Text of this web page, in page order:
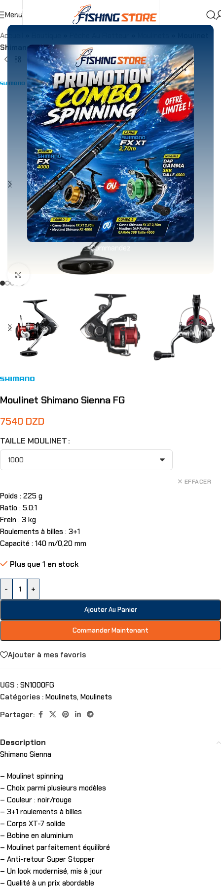
Commandez
Menu
Accueil
Shimano Sienna FG
Moulinet Shimano Sienna FG
7540 DZD
TAILLE MOULINET
EFFACER
Poids : 225 g
Ratio : 5.0:1
Frein : 3 kg
Roulements à billes : 3+1
Capacité : 140 m/0,20 mm
Plus que 1 en stock
- +
Ajouter Au Panier
Commander Maintenant
Ajouter à mes favoris
UGS : SN1000FG
Catégories : Moulinets, Moulinets
Partager:
Description
Shimano Sienna
– Moulinet spinning
– Choix parmi plusieurs modèles
– Couleur : noir/rouge
– 3+1 roulements à billes
– Corps XT-7 solide
– Bobine en aluminium
– Moulinet parfaitement équilibré
– Anti-retour Super Stopper
– Un look modernisé, mis à jour
– Qualité à un prix abordable